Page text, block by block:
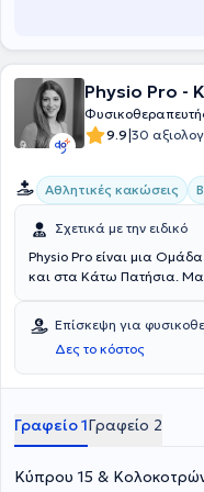
σεβασμός και η
Physio Pro -
9.9|30
Αθλητικές κακώσεις
Σχετικά με την ειδικό
Physio Pro είναι μια
και στα Κάτω Πατήσια.
Επίσκεψη για
Δες το κόστος
Γραφείο 1Γραφείο 2
Κύπρου 15 &